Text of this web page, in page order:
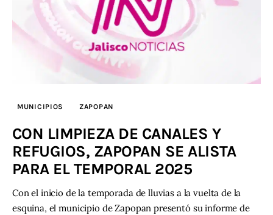
MUNICIPIOS ZAPOPAN
CON LIMPIEZA DE CANALES Y
REFUGIOS, ZAPOPAN SE ALISTA
PARA EL TEMPORAL 2025
Con el inicio de la temporada de lluvias a la vuelta de la
esquina, el municipio de Zapopan presentó su informe de